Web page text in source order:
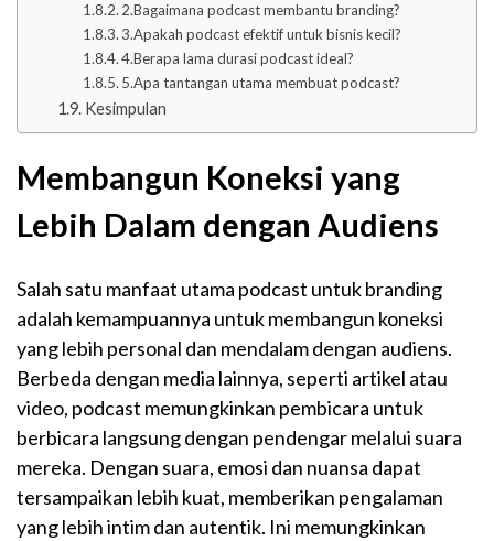
2.Bagaimana podcast membantu branding?
3.Apakah podcast efektif untuk bisnis kecil?
4.Berapa lama durasi podcast ideal?
5.Apa tantangan utama membuat podcast?
Kesimpulan
Membangun Koneksi yang
Lebih Dalam dengan Audiens
Salah satu manfaat utama podcast untuk branding
adalah kemampuannya untuk membangun koneksi
yang lebih personal dan mendalam dengan audiens.
Berbeda dengan media lainnya, seperti artikel atau
video, podcast memungkinkan pembicara untuk
berbicara langsung dengan pendengar melalui suara
mereka. Dengan suara, emosi dan nuansa dapat
tersampaikan lebih kuat, memberikan pengalaman
yang lebih intim dan autentik. Ini memungkinkan